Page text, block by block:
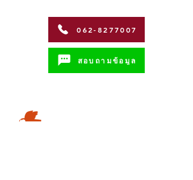
062-8277007
สอบถามข้อมูล